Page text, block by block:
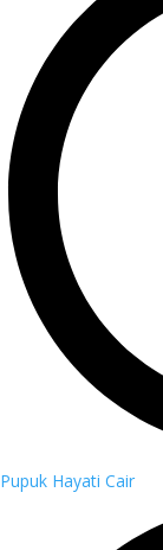
Pupuk Hayati Cair